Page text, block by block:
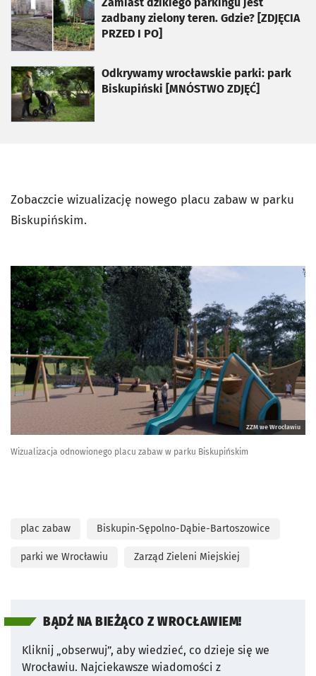
zadbany zielony teren. Gdzie? [ZDJĘCIA
PRZED I PO]
Odkrywamy wrocławskie parki: park
Biskupiński [MNÓSTWO ZDJĘĆ]
otworzy się w nowej karcie
Zobaczcie wizualizację nowego placu zabaw w parku
Biskupińskim.
ZZM we Wrocławiu
Wizualizacja odnowionego placu zabaw w parku Biskupińskim
plac zabaw Biskupin-Sępolno-Dąbie-Bartoszowice
parki we Wrocławiu Zarząd Zieleni Miejskiej
BĄDŹ NA BIEŻĄCO Z WROCŁAWIEM!
Kliknij „obserwuj”, aby wiedzieć, co dzieje się we
Wrocławiu. Najciekawsze wiadomości z